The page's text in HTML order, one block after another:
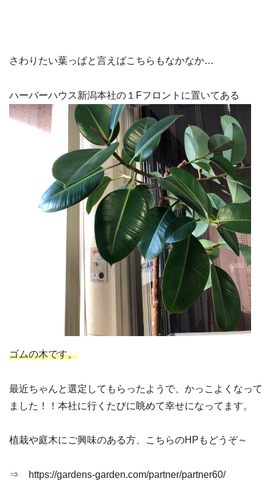
さわりたい葉っぱと言えばこちらもなかなか…
ハーバーハウス新潟本社の１Fフロントに置いてある
ゴムの木です。
最近ちゃんと選定してもらったようで、かっこよくなって
ました！！本社に行くたびに眺めて幸せになってます。
植栽や庭木にご興味のある方、こちらのHPもどうぞ～
⇒ https://gardens-garden.com/partner/partner60/